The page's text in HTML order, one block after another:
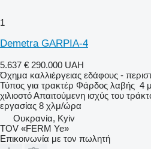
1
Demetra GARPIA-4
5.637 € 290.000 UAH
Όχημα καλλιέργειας εδάφους -
Τύπος για τρακτέρ Φάρδος λαβής 4 μ
χιλιοστόΑπαιτούμενη ισχύς του
εργασίας 8 χλμ/ώρα
Ουκρανία, Kyiv
TOV «FERM Ye»
Επικοινωνία με τον πωλητή